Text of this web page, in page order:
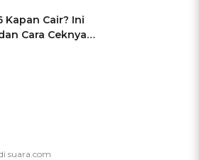
Kapan Cair? Ini
Cara Ceknya